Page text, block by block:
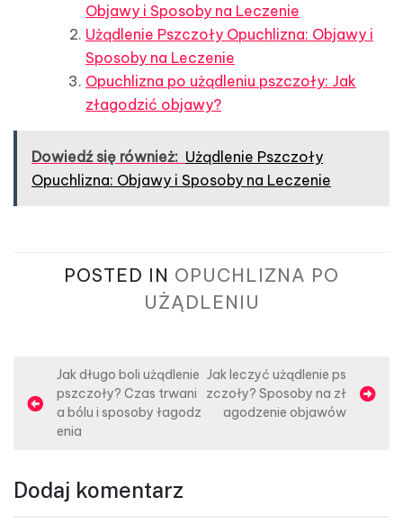
Objawy i Sposoby na Leczenie
Użądlenie Pszczoły Opuchlizna: Objawy i
Sposoby na Leczenie
Opuchlizna po użądleniu pszczoły: Jak
złagodzić objawy?
Dowiedź się również: Użądlenie Pszczoły
Opuchlizna: Objawy i Sposoby na Leczenie
POSTED IN OPUCHLIZNA PO
UŻĄDLENIU
a
g
Jak długo boli użądlenie
pszczoły? Czas trwani
a bólu i sposoby łagodz
enia
Jak leczyć użądlenie ps
zczoły? Sposoby na zł
agodzenie objawów
Dodaj komentarz